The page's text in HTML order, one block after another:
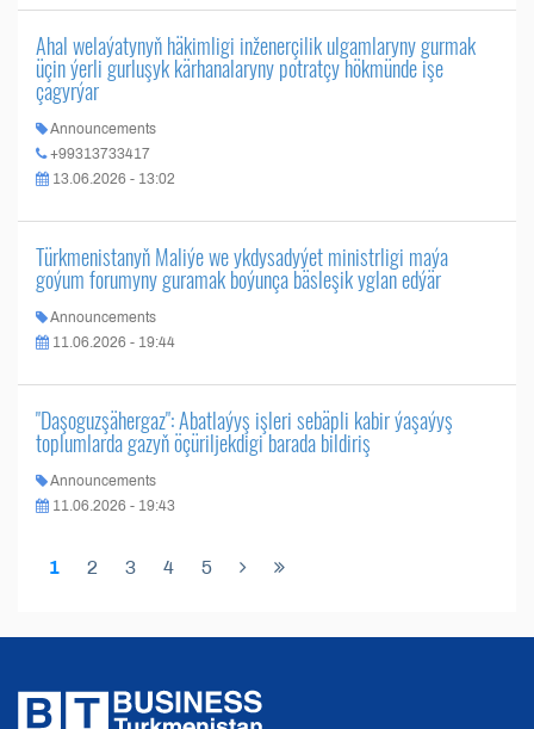
Ahal welaýatynyň häkimligi inženerçilik ulgamlaryny gurmak
üçin ýerli gurluşyk kärhanalaryny potratçy hökmünde işe
çagyrýar
Announcements
+99313733417
13.06.2026 - 13:02
Türkmenistanyň Maliýe we ykdysadyýet ministrligi maýa
goýum forumyny guramak boýunça bäsleşik yglan edýär
Announcements
11.06.2026 - 19:44
"Daşoguzşähergaz": Abatlaýyş işleri sebäpli kabir ýaşaýyş
toplumlarda gazyň öçüriljekdigi barada bildiriş
Announcements
11.06.2026 - 19:43
1 2 3 4 5